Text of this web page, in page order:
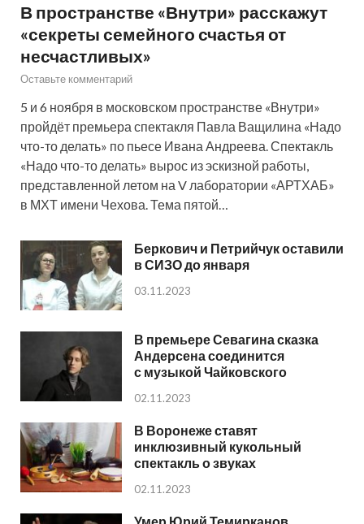
В пространстве «Внутри» расскажут
«секреты семейного счастья от
несчастливых»
Оставьте комментарий
5 и 6 ноября в московском пространстве «Внутри»
пройдёт премьера спектакля Павла Ващилина «Надо
что-то делать» по пьесе Ивана Андреева. Спектакль
«Надо что-то делать» вырос из эскизной работы,
представленной летом на V лаборатории «АРТХАБ»
в МХТ имени Чехова. Тема пятой…
Беркович и Петрийчук оставили
в СИЗО до января
03.11.2023
В премьере Севагина сказка
Андерсена соединится
с музыкой Чайковского
02.11.2023
В Воронеже ставят
инклюзивный кукольный
спектакль о звуках
02.11.2023